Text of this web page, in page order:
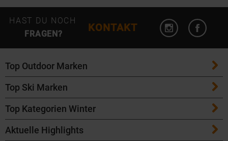
HAST DU NOCH
FRAGEN?
KONTAKT
Instagram
Top Outdoor Marken
Patagonia
Maloja
Salomon
Top Ski Marken
ATK Bindungen
K2 Ski
Top Kategorien Winter
Ski
Aktuelle Highlights